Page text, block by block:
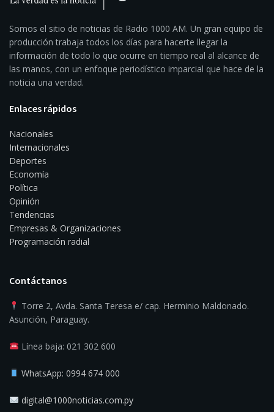
Somos el sitio de noticias de Radio 1000 AM. Un gran equipo de
producción trabaja todos los días para hacerte llegar la
información de todo lo que ocurre en tiempo real al alcance de
las manos, con un enfoque periodístico imparcial que hace de la
noticia una verdad.
Enlaces rápidos
Nacionales
Internacionales
Deportes
Economía
Política
Opinión
Tendencias
Empresas & Organizaciones
Programación radial
Contáctanos
Torre 2, Avda. Santa Teresa e/ cap. Herminio Maldonado.
Asunción, Paraguay.
Línea baja: 021 302 600
WhatsApp: 0994 674 000
digital@1000noticias.com.py